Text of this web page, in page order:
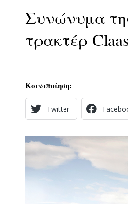
Συνώνυμα
τρακτέρ
Κοινοποίηση:
Twitter